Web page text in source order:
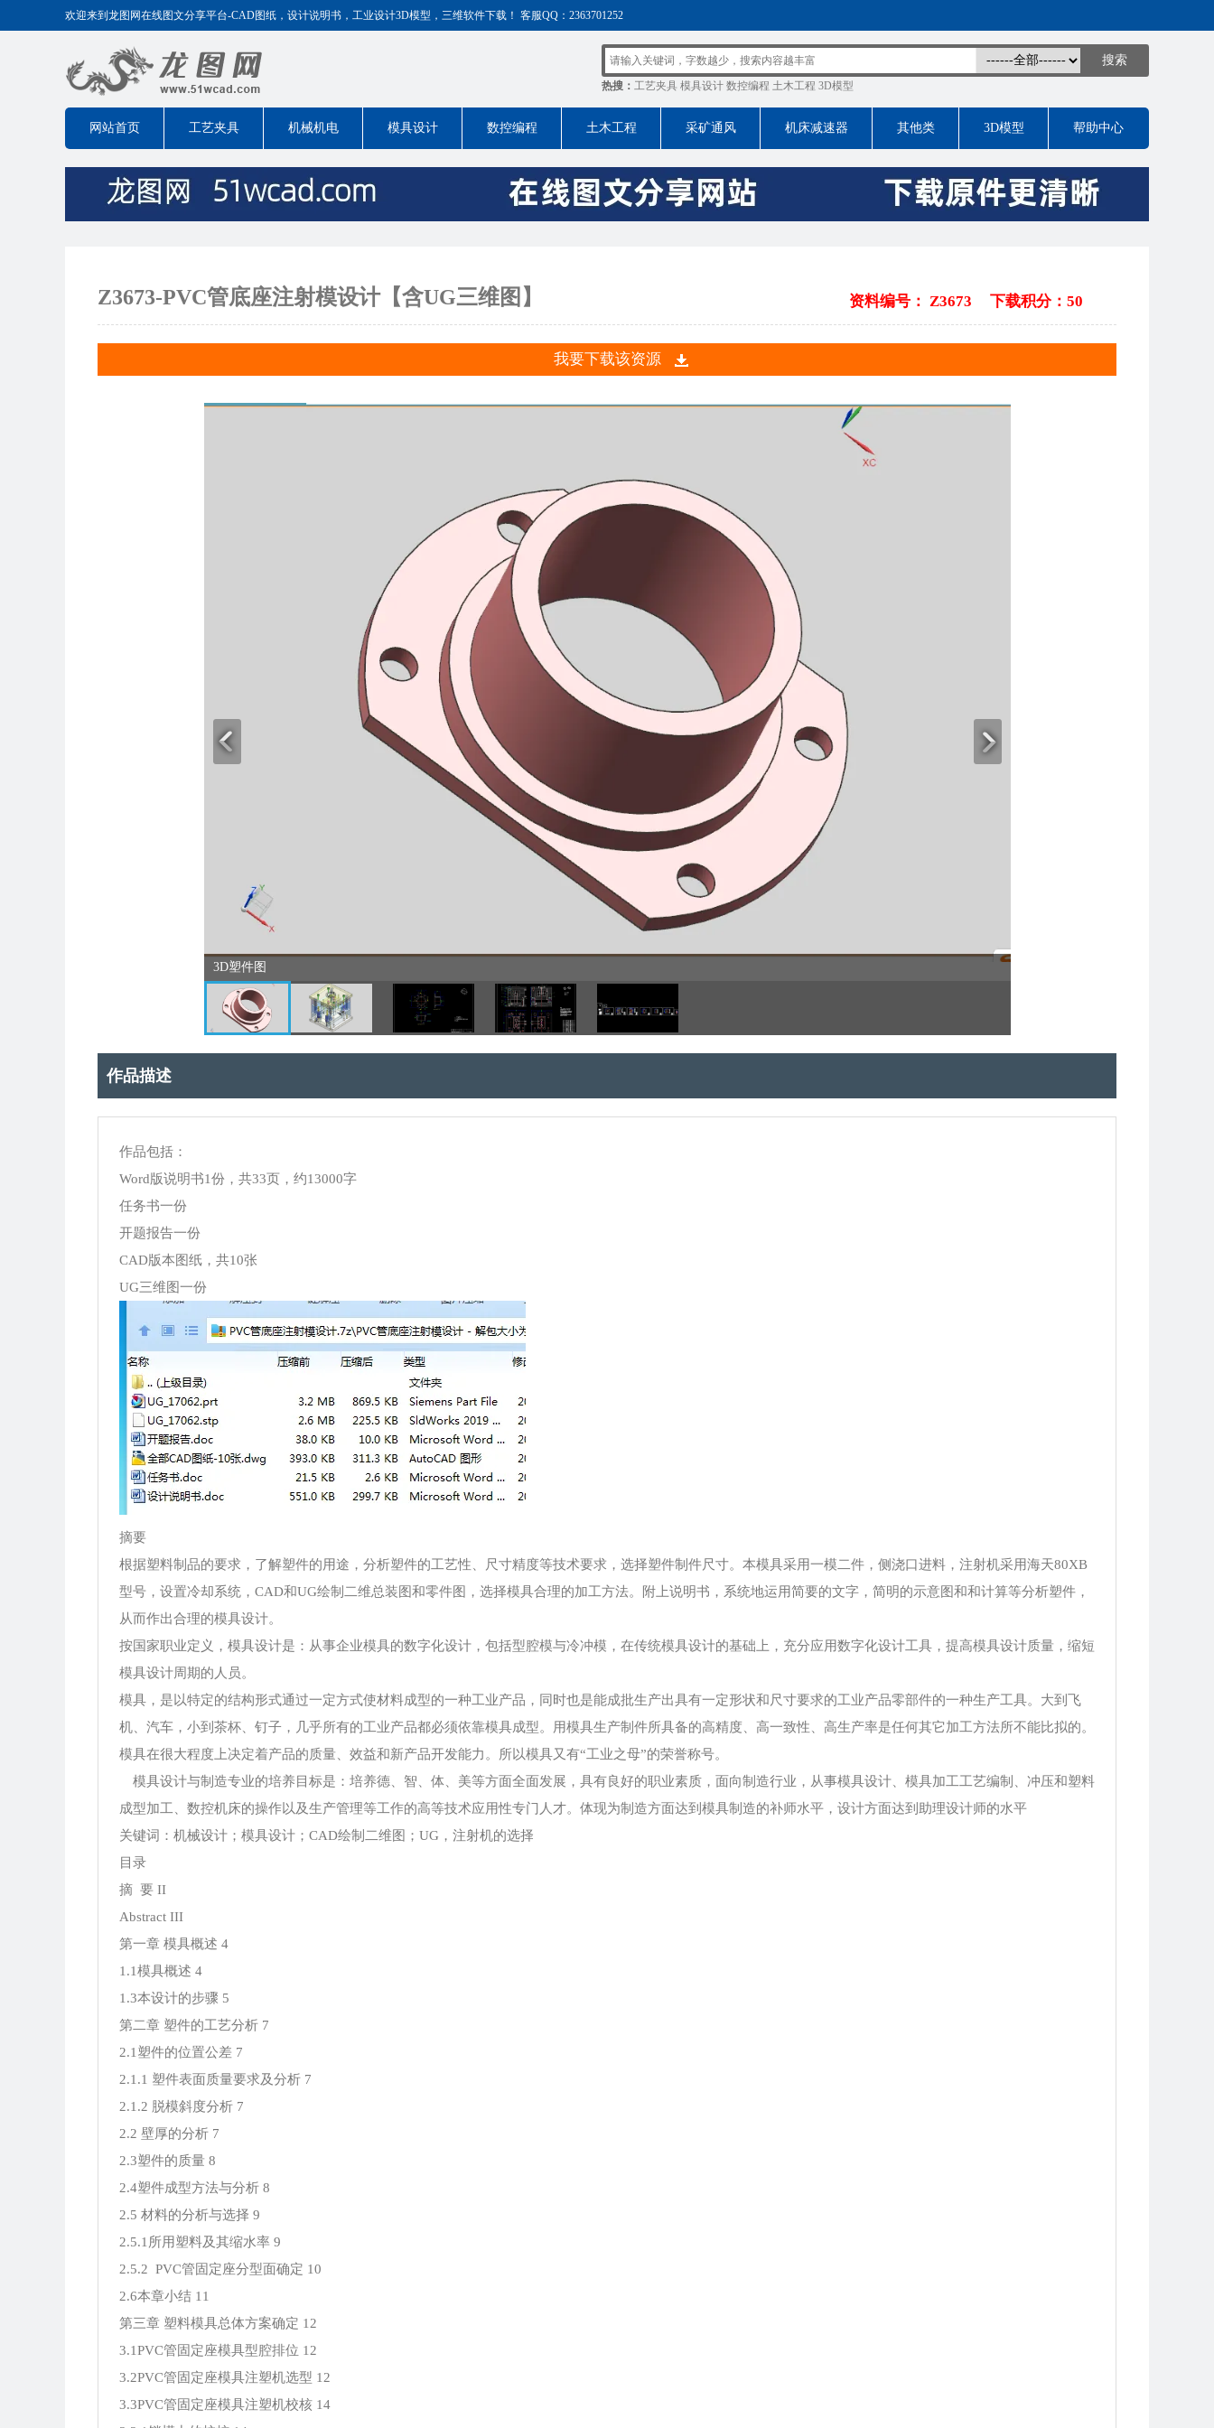
欢迎来到龙图网在线图文分享平台-CAD图纸，设计说明书，工业设计3D模型，三维软件下载！ 客服QQ：2363701252
热搜： 工艺夹具 模具设计 数控编程 土木工程 3D模型
网站首页 工艺夹具 机械机电 模具设计 数控编程 土木工程 采矿通风 机床减速器 其他类 3D模型 帮助中心
Z3673-PVC管底座注射模设计【含UG三维图】 下载积分：50
资料编号： Z3673
我要下载该资源
3D塑件图
作品描述
作品包括：
Word版说明书1份，共33页，约13000字
任务书一份
开题报告一份
CAD版本图纸，共10张
UG三维图一份
摘要
根据塑料制品的要求，了解塑件的用途，分析塑件的工艺性、尺寸精度等技术要求，选择塑件制件尺寸。本模具采用一模二件，侧浇口进料，注射机采用海天80XB
型号，设置冷却系统，CAD和UG绘制二维总装图和零件图，选择模具合理的加工方法。附上说明书，系统地运用简要的文字，简明的示意图和和计算等分析塑件，
从而作出合理的模具设计。
按国家职业定义，模具设计是：从事企业模具的数字化设计，包括型腔模与冷冲模，在传统模具设计的基础上，充分应用数字化设计工具，提高模具设计质量，缩短
模具设计周期的人员。
模具，是以特定的结构形式通过一定方式使材料成型的一种工业产品，同时也是能成批生产出具有一定形状和尺寸要求的工业产品零部件的一种生产工具。大到飞
机、汽车，小到茶杯、钉子，几乎所有的工业产品都必须依靠模具成型。用模具生产制件所具备的高精度、高一致性、高生产率是任何其它加工方法所不能比拟的。
模具在很大程度上决定着产品的质量、效益和新产品开发能力。所以模具又有“工业之母”的荣誉称号。
模具设计与制造专业的培养目标是：培养德、智、体、美等方面全面发展，具有良好的职业素质，面向制造行业，从事模具设计、模具加工工艺编制、冲压和塑料
成型加工、数控机床的操作以及生产管理等工作的高等技术应用性专门人才。体现为制造方面达到模具制造的补师水平，设计方面达到助理设计师的水平
关键词：机械设计；模具设计；CAD绘制二维图；UG，注射机的选择
目录
摘 要 II
Abstract III
第一章 模具概述 4
1.1模具概述 4
1.3本设计的步骤 5
第二章 塑件的工艺分析 7
2.1塑件的位置公差 7
2.1.1 塑件表面质量要求及分析 7
2.1.2 脱模斜度分析 7
2.2 壁厚的分析 7
2.3塑件的质量 8
2.4塑件成型方法与分析 8
2.5 材料的分析与选择 9
2.5.1所用塑料及其缩水率 9
2.5.2 PVC管固定座分型面确定 10
2.6本章小结 11
第三章 塑料模具总体方案确定 12
3.1PVC管固定座模具型腔排位 12
3.2PVC管固定座模具注塑机选型 12
3.3PVC管固定座模具注塑机校核 14